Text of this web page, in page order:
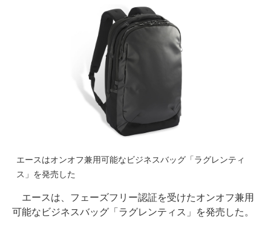
エースはオンオフ兼用可能なビジネスバッグ「ラグレンティ
ス」を発売した
エースは、フェーズフリー認証を受けたオンオフ兼用
可能なビジネスバッグ「ラグレンティス」を発売した。